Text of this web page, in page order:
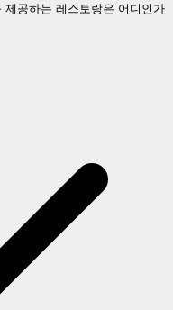
제공하는 레스토랑은 어디인가